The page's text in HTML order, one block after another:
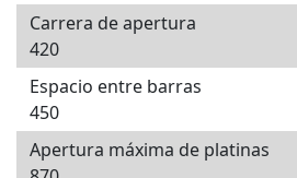
Carrera de apertura
420
Espacio entre barras
450
Apertura máxima de platinas